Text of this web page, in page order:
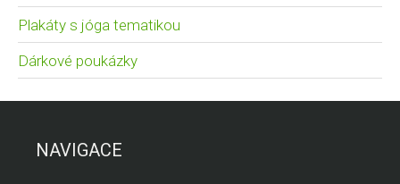
Plakáty s jóga tematikou
Dárkové poukázky
NAVIGACE